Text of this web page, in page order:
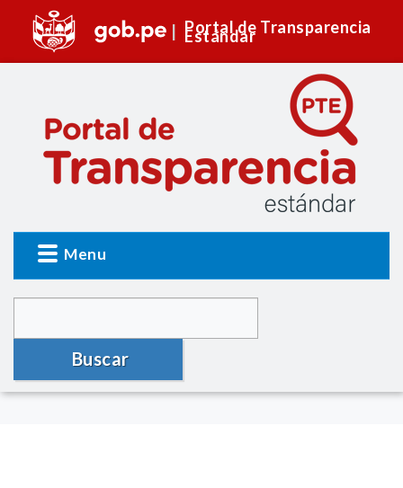
Portal de Transparencia
Estándar
Menu
Buscar